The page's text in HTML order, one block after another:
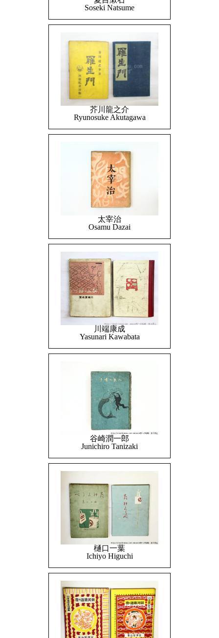
Soseki Natsume
芥川龍之介
Ryunosuke Akutagawa
太宰治
Osamu Dazai
川端康成
Yasunari Kawabata
谷崎潤一郎
Junichiro Tanizaki
樋口一葉
Ichiyo Higuchi